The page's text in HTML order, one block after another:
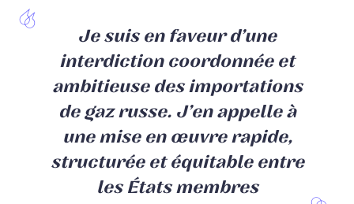
Je suis en faveur d’une
interdiction coordonnée et
ambitieuse des importations
de gaz russe. J’en appelle à
une mise en œuvre rapide,
structurée et équitable entre
les États membres